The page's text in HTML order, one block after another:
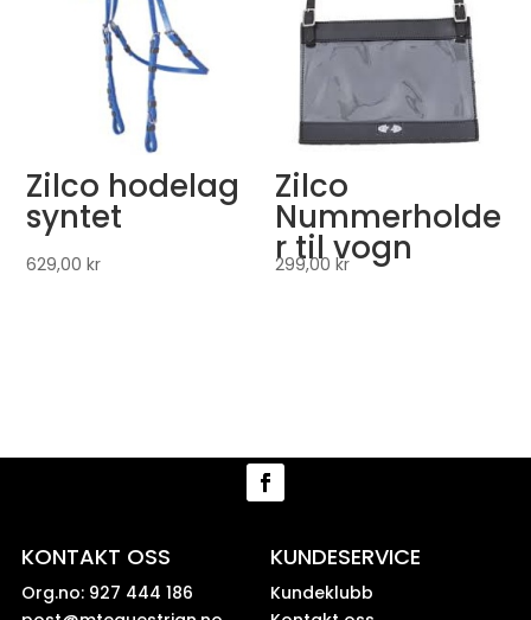
Zilco hodelag
syntet
629,00kr
Zilco
Nummerholde
r til vogn
299,00kr
KONTAKT OSS
Org.no: 927 444 186
KUNDESERVICE
Kundeklubb